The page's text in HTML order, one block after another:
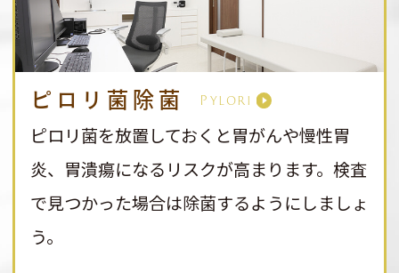
ピロリ菌除菌 Pylori
ピロリ菌を放置しておくと胃がんや慢性胃
炎、胃潰瘍になるリスクが高まります。検査
で見つかった場合は除菌するようにしましょ
う。